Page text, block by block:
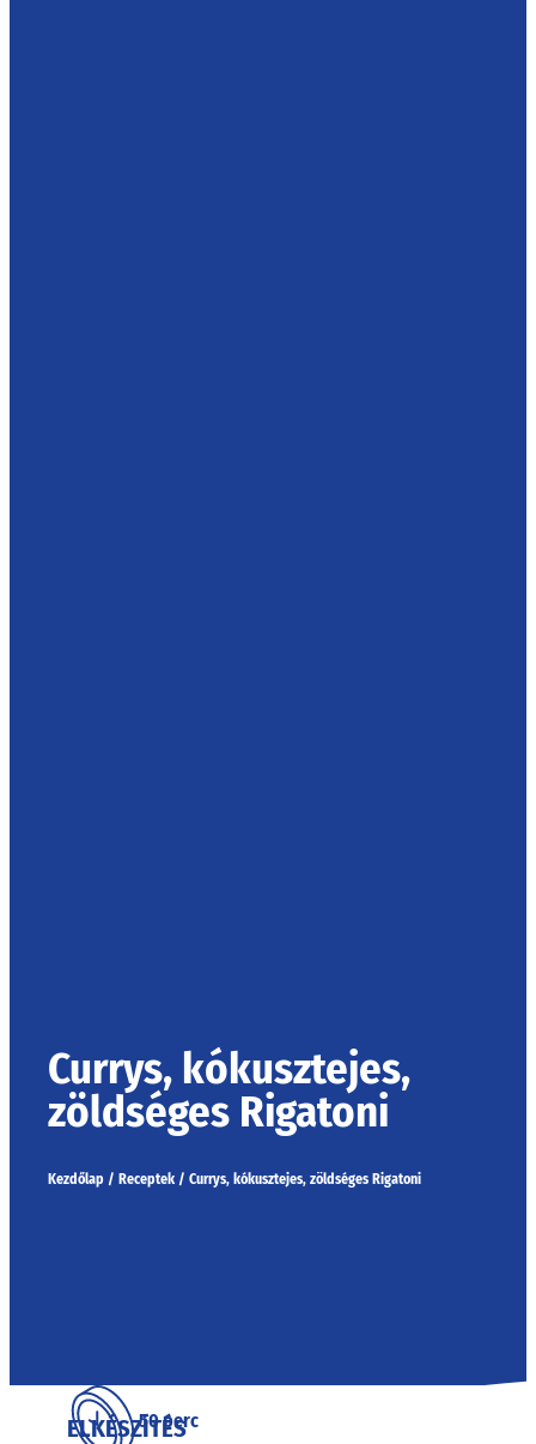
Currys, kókusztejes,
zöldséges Rigatoni
Kezdőlap / Receptek / Currys, kókusztejes, zöldséges Rigatoni
50 perc
ELKÉSZÍTÉS